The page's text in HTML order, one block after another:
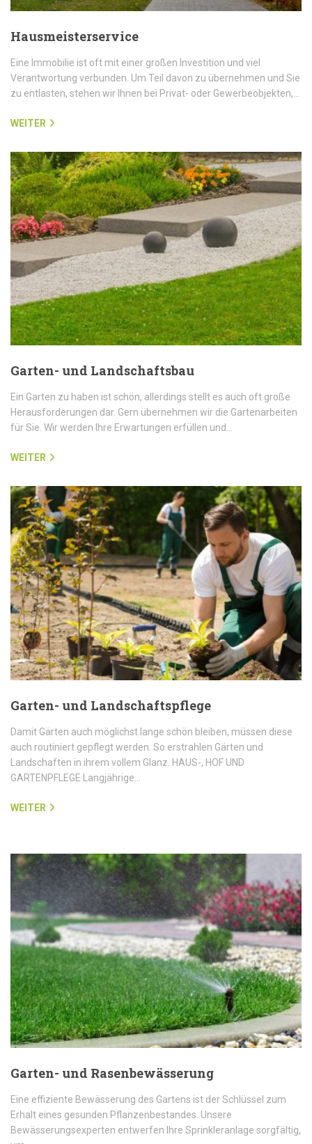
Hausmeisterservice
Eine Immobilie ist oft mit einer großen Investition und viel
Verantwortung verbunden. Um Teil davon zu übernehmen und Sie
zu entlasten, stehen wir Ihnen bei Privat- oder Gewerbeobjekten,…
WEITER
Garten- und Landschaftsbau
Ein Garten zu haben ist schön, allerdings stellt es auch oft große
Herausforderungen dar. Gern übernehmen wir die Gartenarbeiten
für Sie. Wir werden Ihre Erwartungen erfüllen und…
WEITER
Garten- und Landschaftspflege
Damit Gärten auch möglichst lange schön bleiben, müssen diese
auch routiniert gepflegt werden. So erstrahlen Gärten und
Landschaften in ihrem vollem Glanz. HAUS-, HOF UND
GARTENPFLEGE Langjährige…
WEITER
Garten- und Rasenbewässerung
Eine effiziente Bewässerung des Gartens ist der Schlüssel zum
Erhalt eines gesunden Pflanzenbestandes. Unsere
Bewässerungsexperten entwerfen Ihre Sprinkleranlage sorgfältig,